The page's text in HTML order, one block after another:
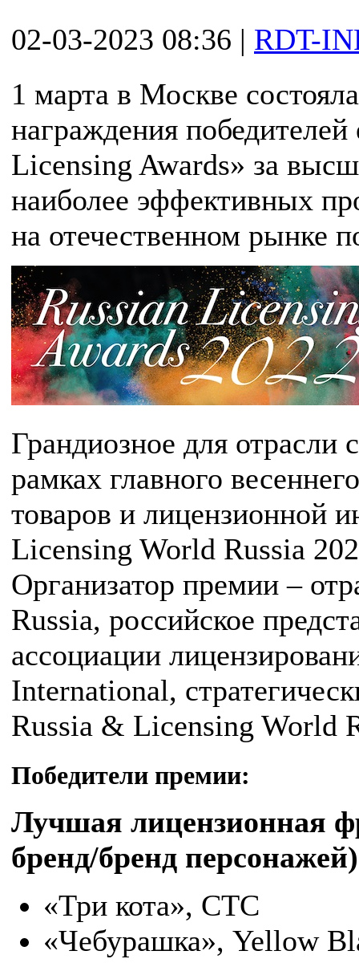
02-03-2023 08:36 | RDT-
1 марта в Москве
награждения
Licensing Awards» за
наиболее эффективных
на отечественном рынке
Грандиозное для
рамках главного
товаров и лицензионной
Licensing World Russia
Организатор премии –
Russia, российское
ассоциации
International,
Russia & Licensing World
Победители премии:
Лучшая лицензионная
бренд/бренд персонажей)
«Три кота», СТС
«Чебурашка», Yellow